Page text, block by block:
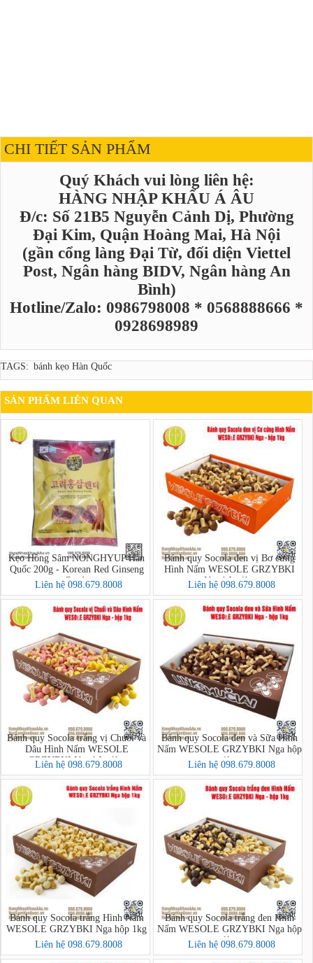
CHI TIẾT SẢN PHẨM
Quý Khách vui lòng liên hệ:
HÀNG NHẬP KHẨU Á ÂU
Đ/c: Số 21B5 Nguyễn Cảnh Dị, Phường
Đại Kim, Quận Hoàng Mai, Hà Nội
(gần cổng làng Đại Từ, đối diện Viettel
Post, Ngân hàng BIDV, Ngân hàng An
Bình)
Hotline/Zalo: 0986798008 * 0568888666 *
0928698989
TAGS: bánh kẹo Hàn Quốc
SẢN PHẨM LIÊN QUAN
Kẹo Hồng Sâm NONGHYUP Hàn
Quốc 200g - Korean Red Ginseng
Candy
Liên hệ 098.679.8008
Bánh quy Socola đen vị Bơ cứng
Hình Nấm WESOLE GRZYBKI
Nga hộp 1kg
Liên hệ 098.679.8008
Bánh quy Socola trắng vị Chuối và
Dâu Hình Nấm WESOLE
GRZYBKI Nga hộp 1kg
Liên hệ 098.679.8008
Bánh quy Socola đen và Sữa Hình
Nấm WESOLE GRZYBKI Nga hộp
1kg
Liên hệ 098.679.8008
Bánh quy Socola trắng Hình Nấm
WESOLE GRZYBKI Nga hộp 1kg
Liên hệ 098.679.8008
Bánh quy Socola trắng đen Hình
Nấm WESOLE GRZYBKI Nga hộp
1kg
Liên hệ 098.679.8008